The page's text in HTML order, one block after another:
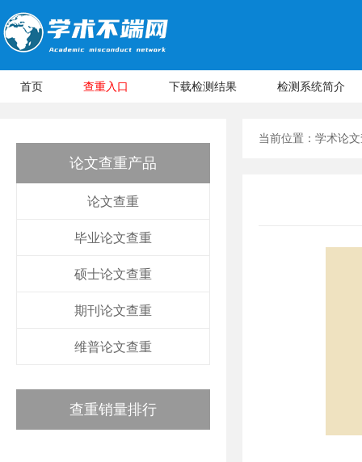
首页 查重入口 下载检测结果 检测系统简介
论文查重产品
论文查重
毕业论文查重
硕士论文查重
期刊论文查重
维普论文查重
查重销量排行
当前位置： 学术论